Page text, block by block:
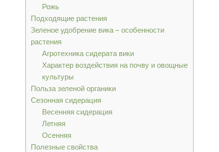
Рожь
Подходящие растения
Зеленое удобрение вика – особенности
растения
Агротехника сидерата вики
Характер воздействия на почву и овощные
культуры
Польза зеленой органики
Сезонная сидерация
Весенняя сидерация
Летняя
Осенняя
Полезные свойства